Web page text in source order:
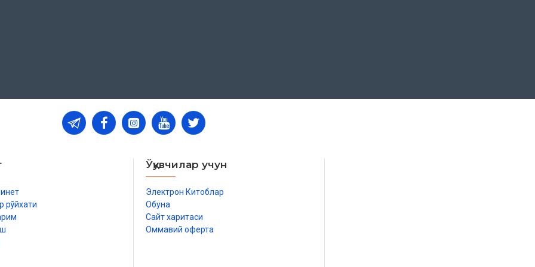
рўйхати
Ўқувчилар учун
Электрон Китоблар
Обуна
Сайт харитаси
Оммавий оферта